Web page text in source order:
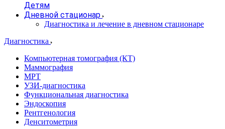
Детям
Дневной стационар
Диагностика и лечение в дневном стационаре
Диагностика
Компьютерная томография (КТ)
Маммография
МРТ
УЗИ-диагностика
Функциональная диагностика
Эндоскопия
Рентгенология
Денситометрия